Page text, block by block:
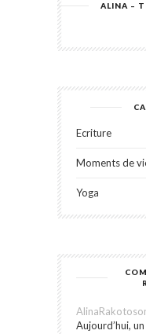
ALINA –
Ecriture
Moments de
Yoga
Aujourd’hui,